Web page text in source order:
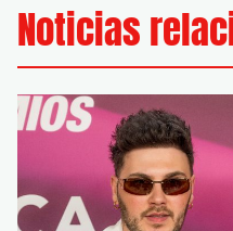
Noticias